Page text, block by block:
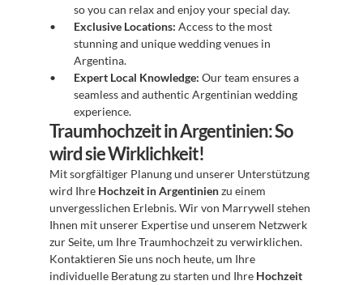
so you can relax and enjoy your special day.
Exclusive Locations: Access to the most
stunning and unique wedding venues in
Argentina.
Expert Local Knowledge: Our team ensures a
seamless and authentic Argentinian wedding
experience.
Traumhochzeit in Argentinien: So
wird sie Wirklichkeit!
Mit sorgfältiger Planung und unserer Unterstützung
wird Ihre Hochzeit in Argentinien zu einem
unvergesslichen Erlebnis. Wir von Marrywell stehen
Ihnen mit unserer Expertise und unserem Netzwerk
zur Seite, um Ihre Traumhochzeit zu verwirklichen.
Kontaktieren Sie uns noch heute, um Ihre
individuelle Beratung zu starten und Ihre Hochzeit